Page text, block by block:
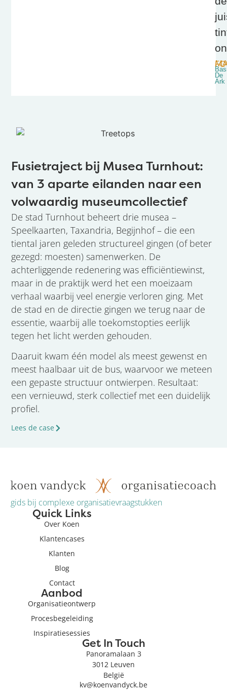
De
Ark
Fusietraject bij Musea Turnhout:
van 3 aparte eilanden naar een
volwaardig museumcollectief
De stad Turnhout beheert drie musea –
Speelkaarten, Taxandria, Begijnhof – die een
tiental jaren geleden structureel gingen (of beter
gezegd: moesten) samenwerken. De
achterliggende redenering was efficiëntiewinst,
maar in de praktijk werd het een moeizaam
verhaal waarbij veel energie verloren ging. Met
de stad en de directie gingen we terug naar de
essentie, waarbij alle toekomstopties eerlijk
tegen het licht werden gehouden.
Daaruit kwam één model als meest gewenst en
meest haalbaar uit de bus, waarvoor we meteen
een gepaste structuur ontwierpen. Resultaat:
een vernieuwd, sterk collectief met een duidelijk
profiel.
Lees de case
gids bij complexe organisatievraagstukken
Aanbod
Organisatieontwerp
Procesbegeleiding
Inspiratiesessies
Quick Links
Over Koen
Klantencases
Klanten
Blog
Contact
Get In Touch
Panoramalaan 3
3012 Leuven
België
kv@koenvandyck.be